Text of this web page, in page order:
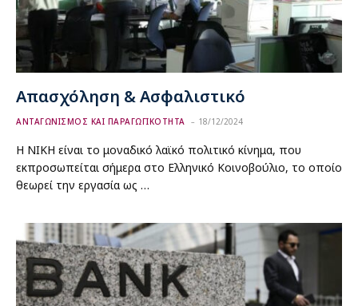
Απασχόληση & Ασφαλιστικό
ΑΝΤΑΓΩΝΙΣΜΟΣ ΚΑΙ ΠΑΡΑΓΩΓΙΚΟΤΗΤΑ 18/12/2024
Η ΝΙΚΗ είναι το μοναδικό λαϊκό πολιτικό κίνημα, που
εκπροσωπείται σήμερα στο Ελληνικό Κοινοβούλιο, το οποίο
θεωρεί την εργασία ως …